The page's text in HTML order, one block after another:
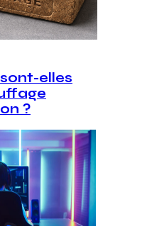
elles
?